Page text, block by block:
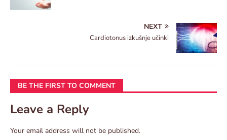
NEXT
Cardiotonus izkušnje učinki
BE THE FIRST TO COMMENT
Leave a Reply
Your email address will not be published.